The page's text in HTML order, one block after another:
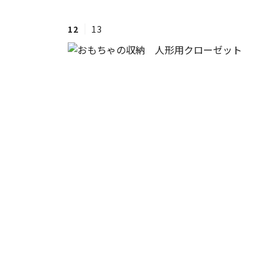
#ワンオペ育児
12 13